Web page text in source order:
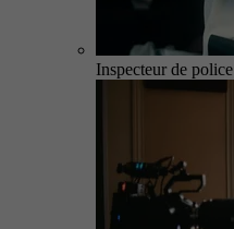
Inspecteur de police